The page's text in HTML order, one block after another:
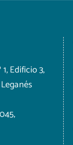
Edificio 3,